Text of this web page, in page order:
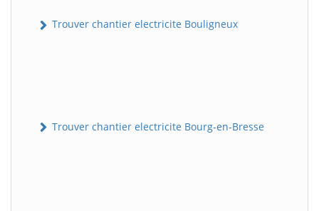
Trouver chantier electricite Bouligneux
Trouver chantier electricite Bourg-en-Bresse